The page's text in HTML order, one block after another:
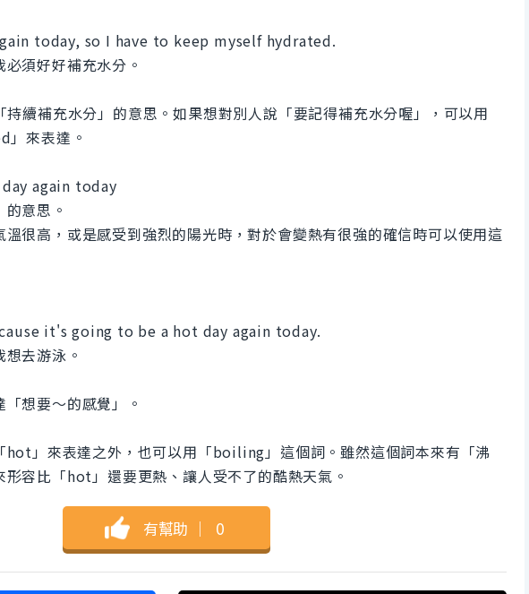
today, so I have to keep myself hydrated.
須好好補充水分。
續補充水分」的意思。如果想對別人說「要記得補充水分喔」，可以用
來表達。
again today
意思。
很高，或是感受到強烈的陽光時，對於會變熱有很強的確信時可以使用這
it's going to be a hot day again today.
去游泳。
想要～的感覺」。
hot」來表達之外，也可以用「boiling」這個詞。雖然這個詞本來有「沸
容比「hot」還要更熱、讓人受不了的酷熱天氣。
有幫助 ｜ 0